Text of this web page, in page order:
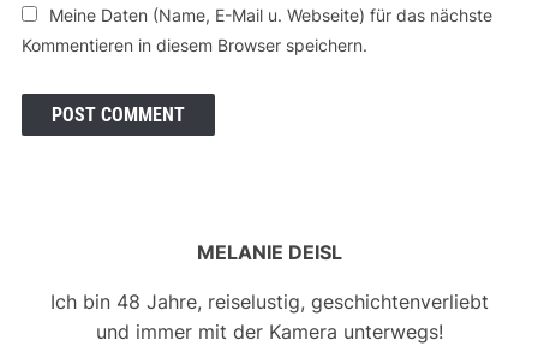
Meine Daten (Name, E-Mail u. Webseite) für das nächste
Kommentieren in diesem Browser speichern.
MELANIE DEISL
Ich bin 48 Jahre, reiselustig, geschichtenverliebt
und immer mit der Kamera unterwegs!